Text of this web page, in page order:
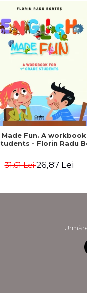
Made Fun. A
- Florin Radu
31,61 Lei26,87 Lei